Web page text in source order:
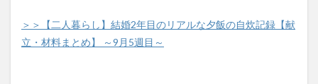
＞＞【二人暮らし】結婚2年目のリアルな夕飯の自炊記録【献
立・材料まとめ】 ～9月5週目～